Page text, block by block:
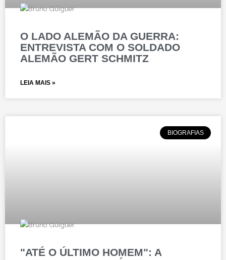
O LADO ALEMÃO DA GUERRA:
ENTREVISTA COM O SOLDADO
ALEMÃO GERT SCHMITZ
LEIA MAIS »
BIOGRAFIAS
"ATÉ O ÚLTIMO HOMEM": A